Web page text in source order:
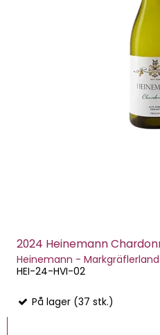
2024 Heinemann
Heinemann - Markgräflerland
HEI-24-HVI-02
På lager (37 stk.)